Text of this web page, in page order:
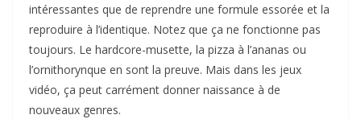
intéressantes que de reprendre une formule essorée et la
reproduire à l’identique. Notez que ça ne fonctionne pas
toujours. Le hardcore-musette, la pizza à l’ananas ou
l’ornithorynque en sont la preuve. Mais dans les jeux
vidéo, ça peut carrément donner naissance à de
nouveaux genres.